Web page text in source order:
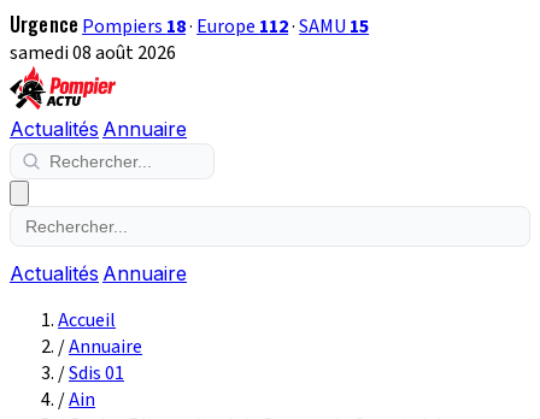
Urgence Pompiers 18· Europe 112·SAMU 15
samedi 08 août 2026
Actualités Annuaire
Actualités Annuaire
Accueil
/Annuaire
/Sdis 01
/Ain